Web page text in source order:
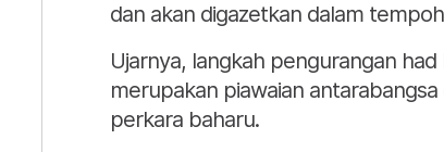
dan akan digazetkan dalam
Ujarnya, langkah pengurangan had
merupakan piawaian
perkara baharu.